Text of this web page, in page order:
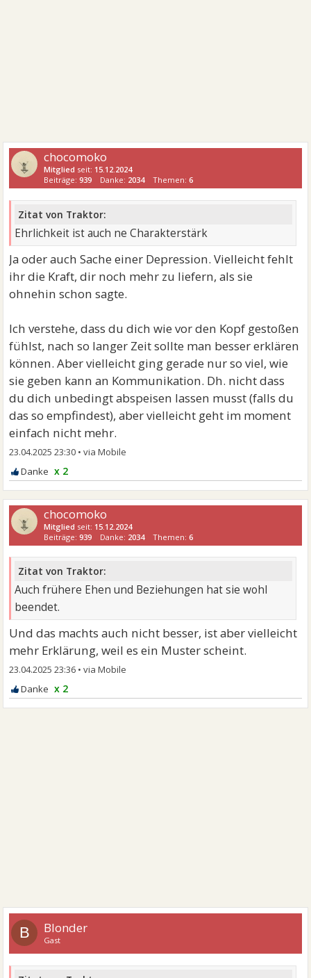
chocomoko
Mitglied seit: 15.12.2024
Beiträge:939 Danke: 2034 Themen:6
Zitat von Traktor:
Ehrlichkeit ist auch ne Charakterstärk
Ja oder auch Sache einer Depression. Vielleicht fehlt
ihr die Kraft, dir noch mehr zu liefern, als sie
ohnehin schon sagte.
Ich verstehe, dass du dich wie vor den Kopf gestoßen
fühlst, nach so langer Zeit sollte man besser erklären
können. Aber vielleicht ging gerade nur so viel, wie
sie geben kann an Kommunikation. Dh. nicht dass
du dich unbedingt abspeisen lassen musst (falls du
das so empfindest), aber vielleicht geht im moment
einfach nicht mehr.
23.04.2025 23:30 •
x 2
chocomoko
Mitglied seit: 15.12.2024
Beiträge:939 Danke: 2034 Themen:6
Zitat von Traktor:
Auch frühere Ehen und Beziehungen hat sie wohl
beendet.
Und das machts auch nicht besser, ist aber vielleicht
mehr Erklärung, weil es ein Muster scheint.
23.04.2025 23:36 •
x 2
B Blonder
Gast